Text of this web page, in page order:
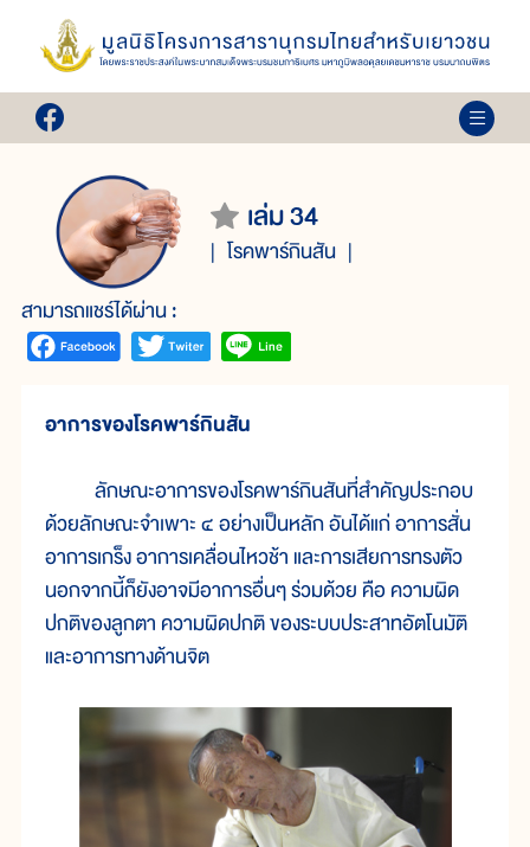
เล่ม 34
โรคพาร์กินสัน
สามารถแชร์ได้ผ่าน :
อาการของโรคพาร์กินสัน
ลักษณะอาการของโรคพาร์กินสันที่สำคัญประกอบ
ด้วยลักษณะจำเพาะ ๔ อย่างเป็นหลัก อันได้แก่ อาการสั่น
อาการเกร็ง อาการเคลื่อนไหวช้า และการเสียการทรงตัว
นอกจากนี้ก็ยังอาจมีอาการอื่นๆ ร่วมด้วย คือ ความผิด
ปกติของลูกตา ความผิดปกติ ของระบบประสาทอัตโนมัติ
และอาการทางด้านจิต